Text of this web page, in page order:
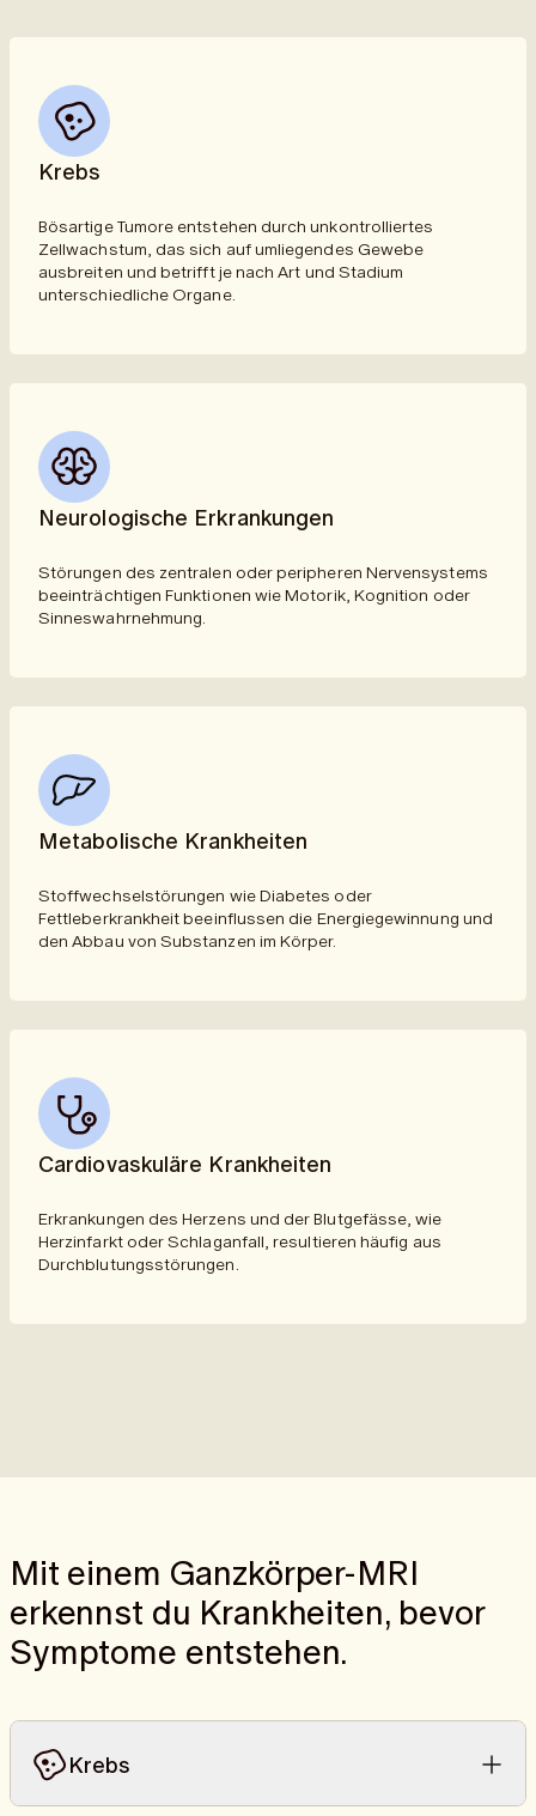
Krebs
Bösartige Tumore entstehen durch unkontrolliertes
Zellwachstum, das sich auf umliegendes Gewebe
ausbreiten und betrifft je nach Art und Stadium
unterschiedliche Organe.
Neurologische Erkrankungen
Störungen des zentralen oder peripheren Nervensystems
beeinträchtigen Funktionen wie Motorik, Kognition oder
Sinneswahrnehmung.
Metabolische Krankheiten
Stoffwechselstörungen wie Diabetes oder
Fettleberkrankheit beeinflussen die Energiegewinnung und
den Abbau von Substanzen im Körper.
Cardiovaskuläre Krankheiten
Erkrankungen des Herzens und der Blutgefässe, wie
Herzinfarkt oder Schlaganfall, resultieren häufig aus
Durchblutungsstörungen.
Mit einem Ganzkörper-MRI
erkennst du Krankheiten, bevor
Symptome entstehen.
Krebs